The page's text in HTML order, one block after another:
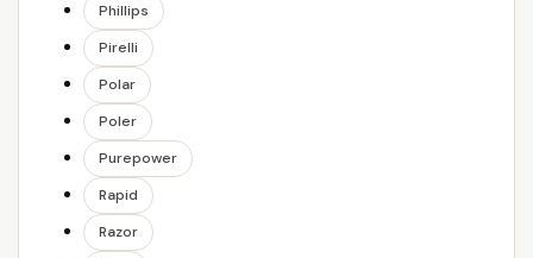
Phillips
Pirelli
Polar
Poler
Purepower
Rapid
Razor